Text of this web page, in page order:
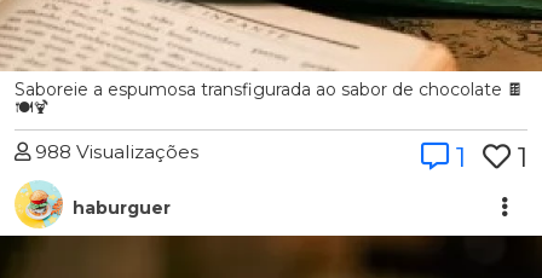
Saboreie a espumosa transfigurada ao sabor de chocolate 🍫
🍽️🍹
988 Visualizações 1 1
haburguer